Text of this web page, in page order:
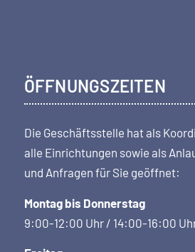
ÖFFNUNGSZEITEN
Die Geschäftsstelle hat als
alle Einrichtungen sowie als
und Anfragen für Sie geöffnet:
Montag bis Donnerstag
9:00-12:00 Uhr / 14:00-16:00